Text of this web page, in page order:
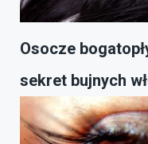
Osocze
sekret bujnych